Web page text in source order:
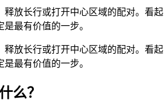
释放长行或打开中心区域的配对。看起
最有价值的一步。
释放长行或打开中心区域的配对。看起
最有价值的一步。
么？